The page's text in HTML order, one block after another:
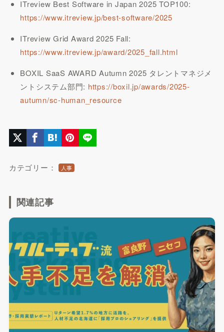
ITreview Best Software in Japan 2025 TOP100:
https://www.itreview.jp/best-software/2025
ITreview Grid Award 2025 Fall:
https://www.itreview.jp/award/2025_fall.html
BOXIL SaaS AWARD Autumn 2025 タレントマネジメ
ントシステム部門: https://boxil.jp/awards/2025-
autumn/sc-human_resource
カテゴリー： 人事
関連記事